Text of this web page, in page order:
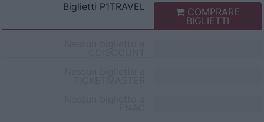
Biglietti P1TRAVEL COMPRARE
BIGLIETTI